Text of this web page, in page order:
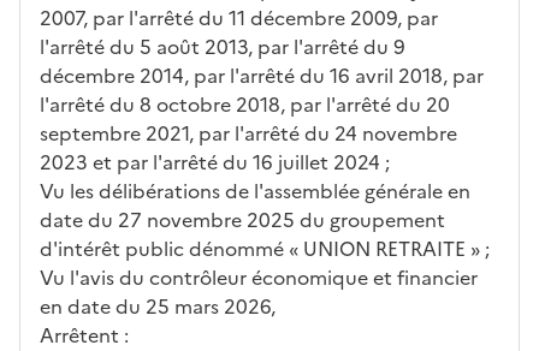
2007, par l'arrêté du 11 décembre 2009, par
l'arrêté du 5 août 2013, par l'arrêté du 9
décembre 2014, par l'arrêté du 16 avril 2018, par
l'arrêté du 8 octobre 2018, par l'arrêté du 20
septembre 2021, par l'arrêté du 24 novembre
2023 et par l'arrêté du 16 juillet 2024 ;
Vu les délibérations de l'assemblée générale en
date du 27 novembre 2025 du groupement
d'intérêt public dénommé « UNION RETRAITE » ;
Vu l'avis du contrôleur économique et financier
en date du 25 mars 2026,
Arrêtent :